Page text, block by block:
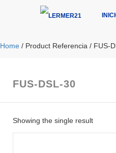
Home / Product Referencia / FUS-
FUS-DSL-30
Showing the single result